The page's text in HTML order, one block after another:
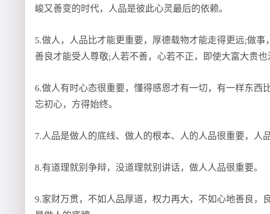
峻又善变的时代，人品是彼此心灵最后的依赖。
5.做人，人品比才能更重要，厚德载物才能走得更远;做
善良才能受人尊敬;人若不善，心若不正，即使大富大贵也
6.做人有时心态很重要，懂得感恩才有一切，有一样东西
忘初心，方得始终。
7.人品是做人的底线、做人的根本、人的人品很重要，人
8.有道理就别争辩，没道理就别讲话，做人人品很重要。
9.家财万贯，不如人品厚道，权力再大，不如心地善良，